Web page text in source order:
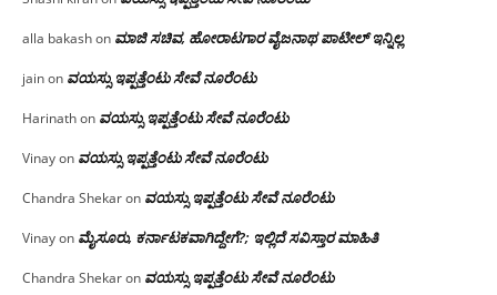
alla bakashon ಮಾಜಿ ಸಚಿವ, ಹೋರಾಟಗಾರ ವೈಜನಾಥ ಪಾಟೀಲ್ ಇನ್ನಿಲ್ಲ
jainon ವಯಸ್ಸು ಇಪ್ಪತ್ತೆಂಟು ಸೇವೆ ನೂರೆಂಟು
Harinathon ವಯಸ್ಸು ಇಪ್ಪತ್ತೆಂಟು ಸೇವೆ ನೂರೆಂಟು
Vinayon ವಯಸ್ಸು ಇಪ್ಪತ್ತೆಂಟು ಸೇವೆ ನೂರೆಂಟು
Chandra Shekaron ವಯಸ್ಸು ಇಪ್ಪತ್ತೆಂಟು ಸೇವೆ ನೂರೆಂಟು
Vinayon ಮೈಸೂರು, ಕರ್ನಾಟಕವಾಗಿದ್ದೇಗೆ?; ಇಲ್ಲಿದೆ ಸವಿಸ್ತಾರ ಮಾಹಿತಿ
Chandra Shekaron ವಯಸ್ಸು ಇಪ್ಪತ್ತೆಂಟು ಸೇವೆ ನೂರೆಂಟು